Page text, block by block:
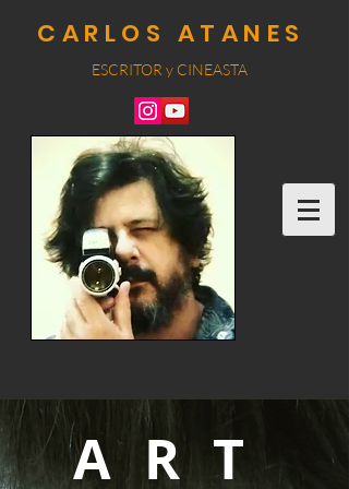
CARLOS ATANES
ESCRITOR y CINEASTA
ART